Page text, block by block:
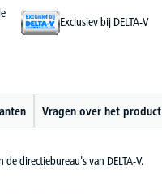
Exclusiev bij DELTA-V
Vragen over het product
directiebureau's van DELTA-V.